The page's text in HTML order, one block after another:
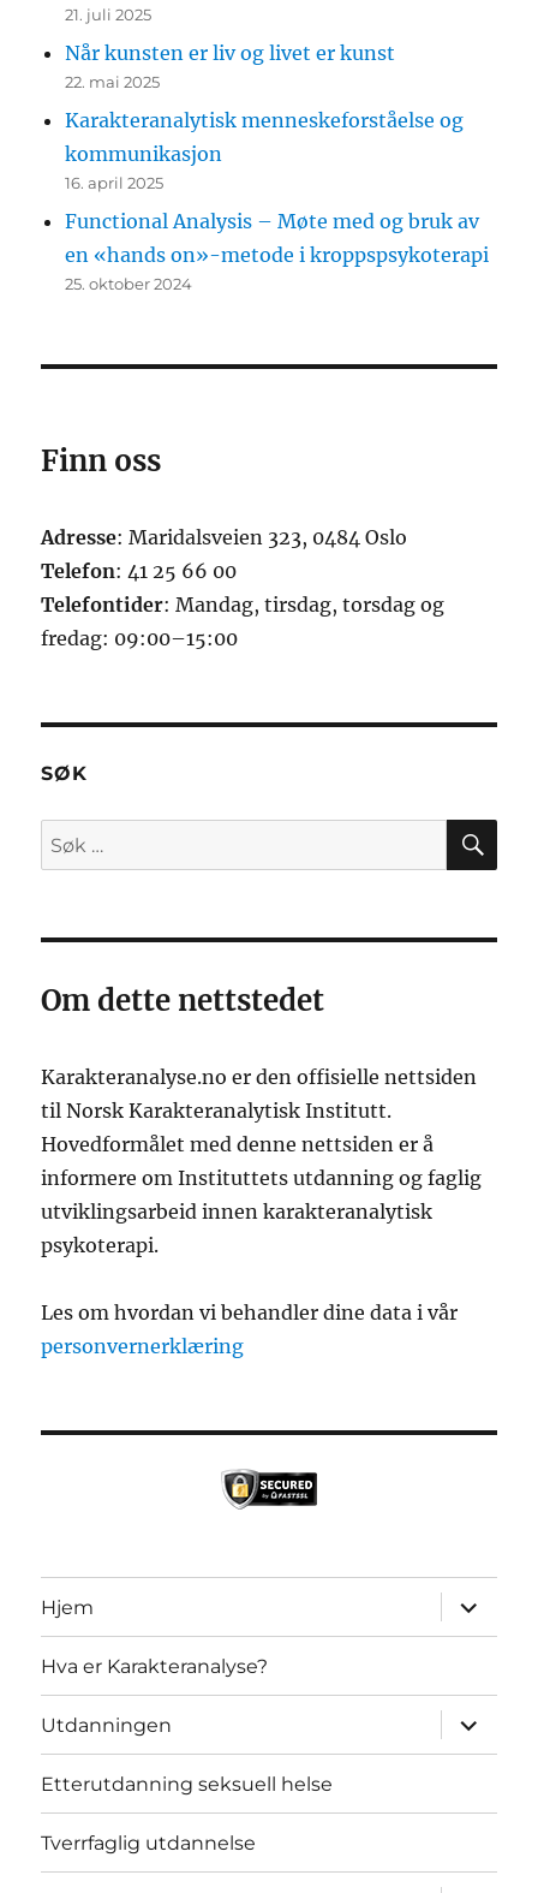
21. juli 2025
Når kunsten er liv og livet er kunst
22. mai 2025
Karakteranalytisk menneskeforståelse og
kommunikasjon
16. april 2025
Functional Analysis – Møte med og bruk av
en «hands on»-metode i kroppspsykoterapi
25. oktober 2024
Finn oss
Adresse: Maridalsveien 323, 0484 Oslo
Telefon: 41 25 66 00
Telefontider: Mandag, tirsdag, torsdag og
fredag: 09:00–15:00
SØK
Søk
etter:
Om dette nettstedet
Karakteranalyse.no er den offisielle nettsiden
til Norsk Karakteranalytisk Institutt.
Hovedformålet med denne nettsiden er å
informere om Instituttets utdanning og faglig
utviklingsarbeid innen karakteranalytisk
psykoterapi.
Les om hvordan vi behandler dine data i vår
personvernerklæring
Hjem
Utvid
Hva er Karakteranalyse?
Utdanningen
Utvid
Etterutdanning seksuell helse
Tverrfaglig utdannelse